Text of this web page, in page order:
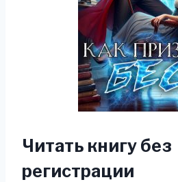
Читать книгу без
регистрации